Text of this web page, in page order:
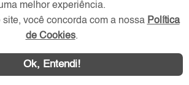
melhor experiência.
você concorda com a nossa Política
de Cookies.
Ok, Entendi!